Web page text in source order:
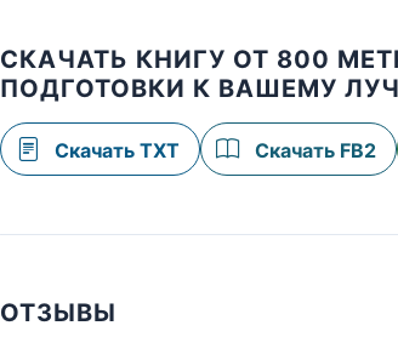
СКАЧАТЬ КНИГУ ОТ 800
ПОДГОТОВКИ К ВАШЕМУ
Скачать TXT Скачать FB2
ОТЗЫВЫ